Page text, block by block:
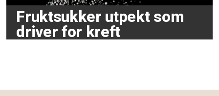
Fruktsukker utpekt som
driver for kreft